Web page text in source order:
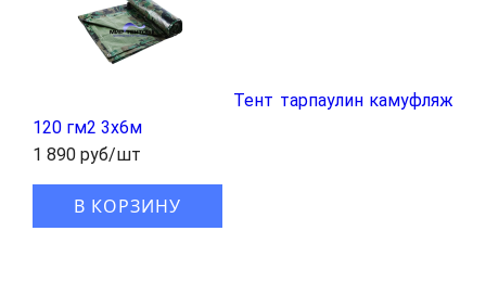
Тент тарпаулин камуфляж
120 гм2 3x6м
1 890 руб/шт
В КОРЗИНУ